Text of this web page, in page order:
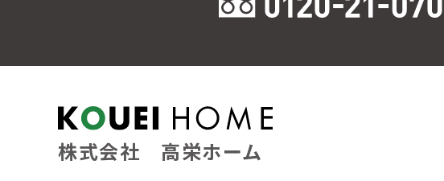
株式会社 高栄ホーム